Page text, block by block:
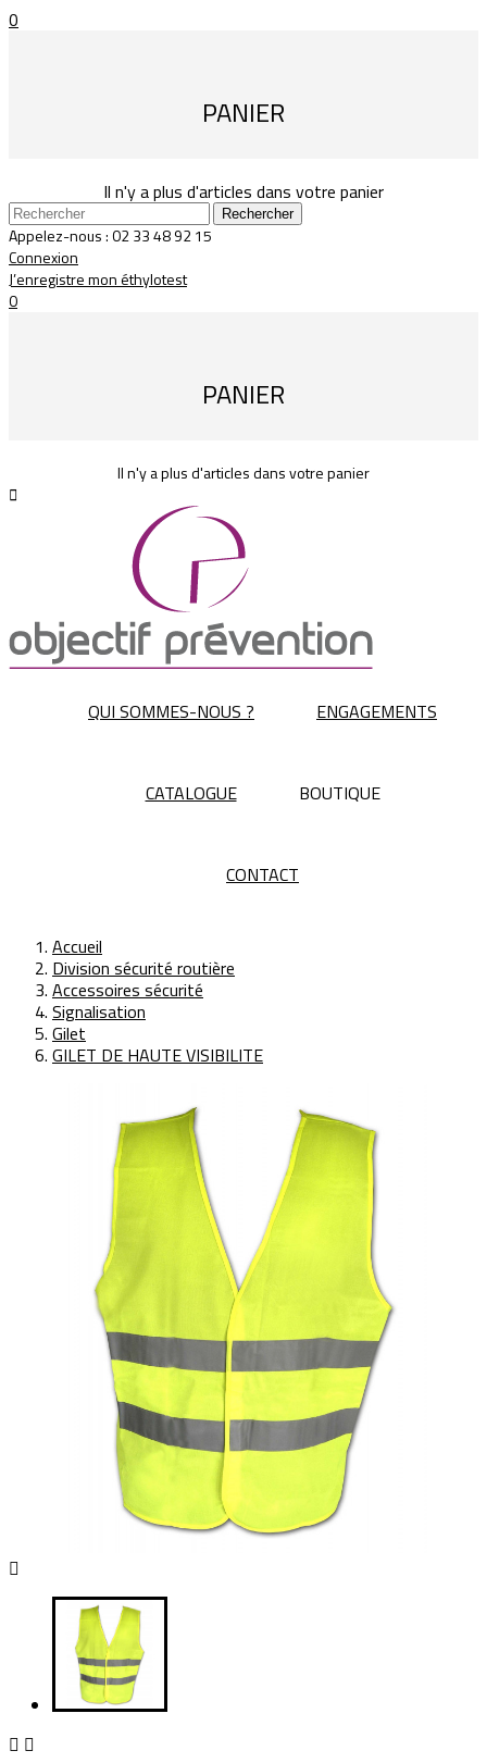
0
PANIER
Il n'y a plus d'articles dans votre panier
Rechercher
Appelez-nous :02 33 48 92 15
Connexion
J’enregistre mon éthylotest
0
PANIER
Il n'y a plus d'articles dans votre panier

QUI SOMMES-NOUS ? ENGAGEMENTS
CATALOGUE BOUTIQUE
CONTACT
Accueil
Division sécurité routière
Accessoires sécurité
Signalisation
Gilet
GILET DE HAUTE VISIBILITE

 